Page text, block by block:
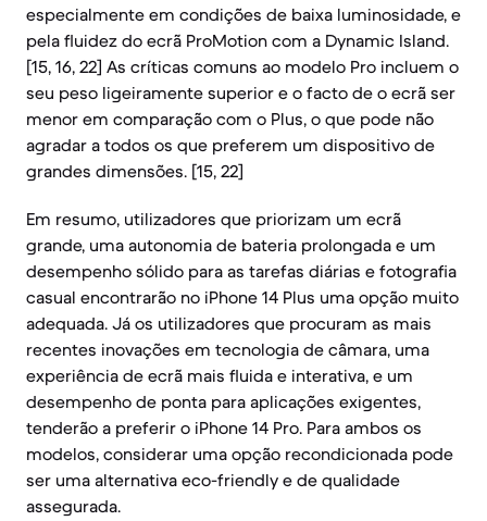
especialmente em condições de baixa luminosidade, e
pela fluidez do ecrã ProMotion com a Dynamic Island.
[15, 16, 22] As críticas comuns ao modelo Pro incluem o
seu peso ligeiramente superior e o facto de o ecrã ser
menor em comparação com o Plus, o que pode não
agradar a todos os que preferem um dispositivo de
grandes dimensões. [15, 22]
Em resumo, utilizadores que priorizam um ecrã
grande, uma autonomia de bateria prolongada e um
desempenho sólido para as tarefas diárias e fotografia
casual encontrarão no iPhone 14 Plus uma opção muito
adequada. Já os utilizadores que procuram as mais
recentes inovações em tecnologia de câmara, uma
experiência de ecrã mais fluida e interativa, e um
desempenho de ponta para aplicações exigentes,
tenderão a preferir o iPhone 14 Pro. Para ambos os
modelos, considerar uma opção recondicionada pode
ser uma alternativa eco-friendly e de qualidade
assegurada.